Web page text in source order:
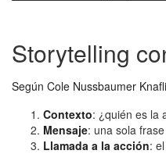
Storytelling
Según Cole Nussbaumer
Contexto: ¿quién es la
Mensaje: una sola
Llamada a la acción: